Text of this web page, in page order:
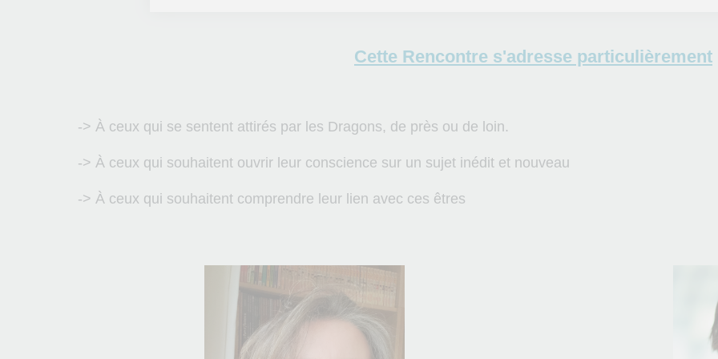
Cette Rencontre s'adresse particulièrement
-> À ceux qui se sentent attirés par les Dragons, de près ou de loin.
-> À ceux qui souhaitent ouvrir leur conscience sur un sujet inédit et nouveau
-> À ceux qui souhaitent comprendre leur lien avec ces êtres